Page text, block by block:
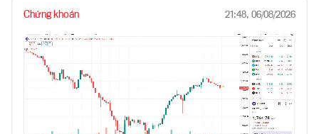
Chứng khoán 21:48, 06/08/2026